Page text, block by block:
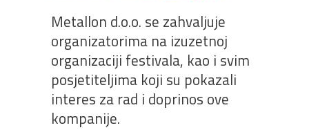
Metallon d.o.o. se zahvaljuje
organizatorima na izuzetnoj
organizaciji festivala, kao i svim
posjetiteljima koji su pokazali
interes za rad i doprinos ove
kompanije.